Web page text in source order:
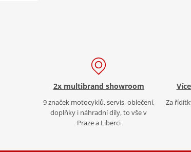
2x multibrand showroom
9 značek motocyklů, servis, oblečení,
doplňky i náhradní díly, to vše v
Praze a Liberci
Za